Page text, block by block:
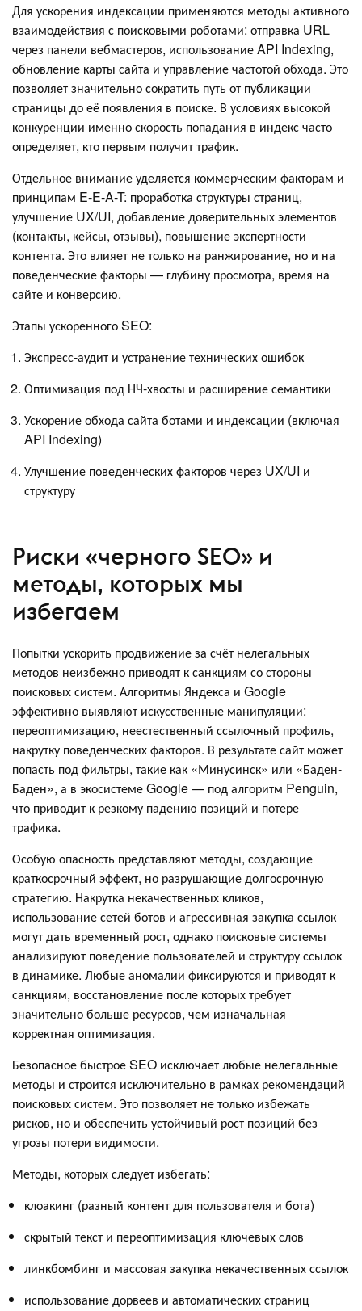
Для ускорения индексации применяются методы активного
взаимодействия с поисковыми роботами: отправка URL
через панели вебмастеров, использование API Indexing,
обновление карты сайта и управление частотой обхода. Это
позволяет значительно сократить путь от публикации
страницы до её появления в поиске. В условиях высокой
конкуренции именно скорость попадания в индекс часто
определяет, кто первым получит трафик.
Отдельное внимание уделяется коммерческим факторам и
принципам E-E-A-T: проработка структуры страниц,
улучшение UX/UI, добавление доверительных элементов
(контакты, кейсы, отзывы), повышение экспертности
контента. Это влияет не только на ранжирование, но и на
поведенческие факторы — глубину просмотра, время на
сайте и конверсию.
Этапы ускоренного SEO:
Экспресс-аудит и устранение технических ошибок
Оптимизация под НЧ-хвосты и расширение семантики
Ускорение обхода сайта ботами и индексации (включая
API Indexing)
Улучшение поведенческих факторов через UX/UI и
структуру
Риски «черного SEO» и
методы, которых мы
избегаем
Попытки ускорить продвижение за счёт нелегальных
методов неизбежно приводят к санкциям со стороны
поисковых систем. Алгоритмы Яндекса и Google
эффективно выявляют искусственные манипуляции:
переоптимизацию, неестественный ссылочный профиль,
накрутку поведенческих факторов. В результате сайт может
попасть под фильтры, такие как «Минусинск» или «Баден-
Баден», а в экосистеме Google — под алгоритм Penguin,
что приводит к резкому падению позиций и потере
трафика.
Особую опасность представляют методы, создающие
краткосрочный эффект, но разрушающие долгосрочную
стратегию. Накрутка некачественных кликов,
использование сетей ботов и агрессивная закупка ссылок
могут дать временный рост, однако поисковые системы
анализируют поведение пользователей и структуру ссылок
в динамике. Любые аномалии фиксируются и приводят к
санкциям, восстановление после которых требует
значительно больше ресурсов, чем изначальная
корректная оптимизация.
Безопасное быстрое SEO исключает любые нелегальные
методы и строится исключительно в рамках рекомендаций
поисковых систем. Это позволяет не только избежать
рисков, но и обеспечить устойчивый рост позиций без
угрозы потери видимости.
Методы, которых следует избегать:
клоакинг (разный контент для пользователя и бота)
скрытый текст и переоптимизация ключевых слов
линкбомбинг и массовая закупка некачественных ссылок
использование дорвеев и автоматических страниц